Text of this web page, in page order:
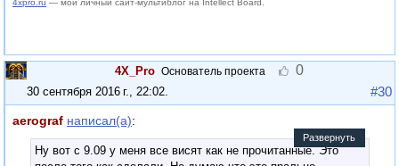
4X_Pro Основатель проекта 0
30 сентября 2016 г., 22:02 #30
aerograf написал(а):
Развернуть
Ну вот с 9.09 у меня все висят как не прочитанные. Это